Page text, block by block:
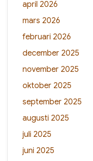
april 2026
mars 2026
februari 2026
december 2025
november 2025
oktober 2025
september 2025
augusti 2025
juli 2025
juni 2025